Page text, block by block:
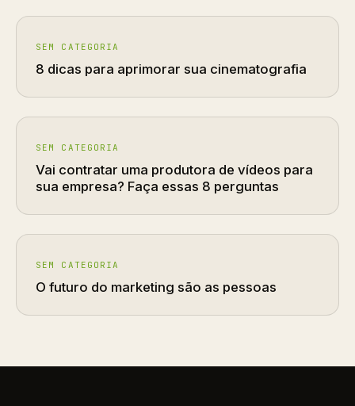
SEM CATEGORIA
8 dicas para aprimorar sua cinematografia
SEM CATEGORIA
Vai contratar uma produtora de vídeos para
sua empresa? Faça essas 8 perguntas
SEM CATEGORIA
O futuro do marketing são as pessoas